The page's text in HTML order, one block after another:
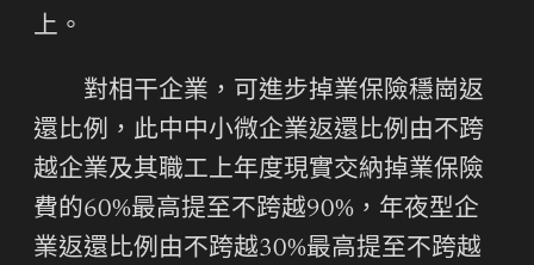
上。
對相干企業，可進步掉業保險穩崗返
還比例，此中中小微企業返還比例由不跨
越企業及其職工上年度現實交納掉業保險
費的60%最高提至不跨越90%，年夜型企
業返還比例由不跨越30%最高提至不跨越